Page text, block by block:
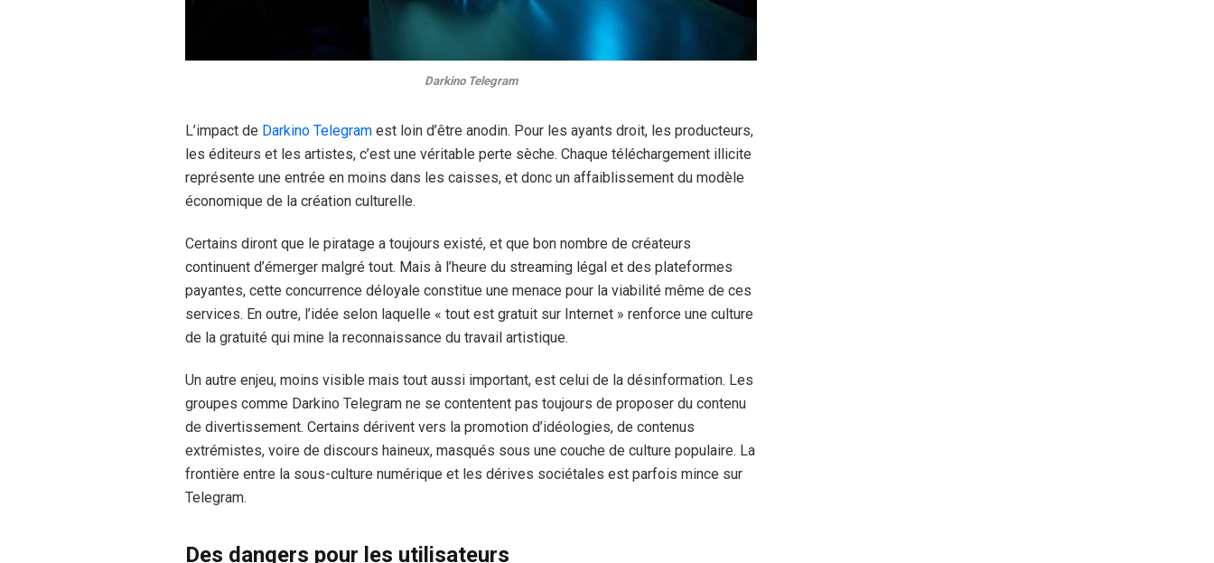
Darkino Telegram
L’impact de Darkino Telegram est loin d’être anodin. Pour les ayants droit, les producteurs,
les éditeurs et les artistes, c’est une véritable perte sèche. Chaque téléchargement illicite
représente une entrée en moins dans les caisses, et donc un affaiblissement du modèle
économique de la création culturelle.
Certains diront que le piratage a toujours existé, et que bon nombre de créateurs
continuent d’émerger malgré tout. Mais à l’heure du streaming légal et des plateformes
payantes, cette concurrence déloyale constitue une menace pour la viabilité même de ces
services. En outre, l’idée selon laquelle « tout est gratuit sur Internet » renforce une culture
de la gratuité qui mine la reconnaissance du travail artistique.
Un autre enjeu, moins visible mais tout aussi important, est celui de la désinformation. Les
groupes comme Darkino Telegram ne se contentent pas toujours de proposer du contenu
de divertissement. Certains dérivent vers la promotion d’idéologies, de contenus
extrémistes, voire de discours haineux, masqués sous une couche de culture populaire. La
frontière entre la sous-culture numérique et les dérives sociétales est parfois mince sur
Telegram.
Des dangers pour les utilisateurs